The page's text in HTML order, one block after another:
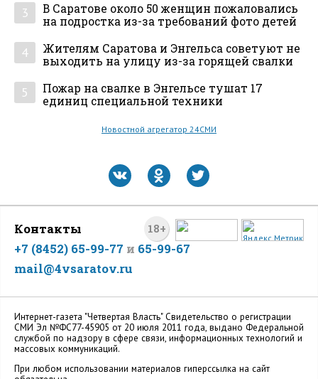
3
В Саратове около 50 женщин пожаловались
на подростка из-за требований фото детей
4
Жителям Саратова и Энгельса советуют не
выходить на улицу из-за горящей свалки
5
Пожар на свалке в Энгельсе тушат 17
единиц специальной техники
Новостной агрегатор 24СМИ
18+
Контакты
+7 (8452) 65-99-77 и 65-99-67
mail@4vsaratov.ru
Интернет-газета "Четвертая Власть" Cвидетельство о регистрации
СМИ Эл №ФС77-45905 от 20 июля 2011 года, выдано Федеральной
службой по надзору в сфере связи, информационных технологий и
массовых коммуникаций.
При любом использовании материалов гиперссылка на сайт